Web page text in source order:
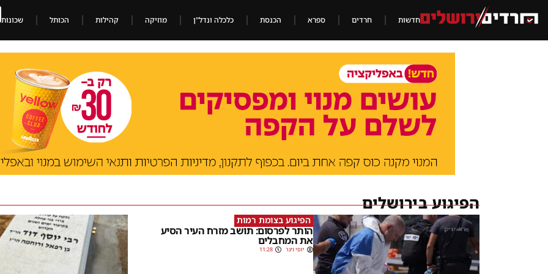
חדשות חרדים ספרא הכנסת כלכלה ונדל"ן מוזיקה קהילות הכותל שכונות
הפיגוע בירושלים
הפיגוע בצומת רמות
הותר לפרסום: תושב מזרח העיר הסיע
את המחבלים
יוסי וינר 11:28